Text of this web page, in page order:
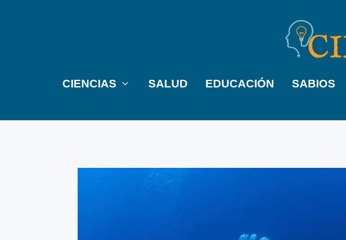
CIENCIAS SALUD EDUCACIÓN SABIOS